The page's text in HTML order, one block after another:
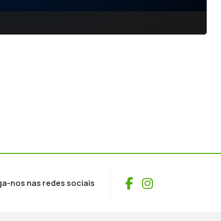
nos nas redes sociais Facebook
Instagram